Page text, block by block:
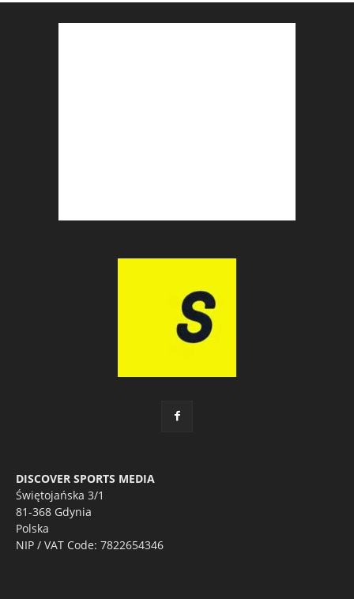
DISCOVER SPORTS MEDIA
Świętojańska 3/1
81-368 Gdynia
Polska
NIP / VAT Code: 7822654346